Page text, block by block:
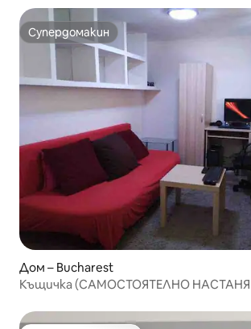
Супердомакин
Супердомакин
Дом – Bucharest
Къщичка (САМОСТОЯТЕЛНО